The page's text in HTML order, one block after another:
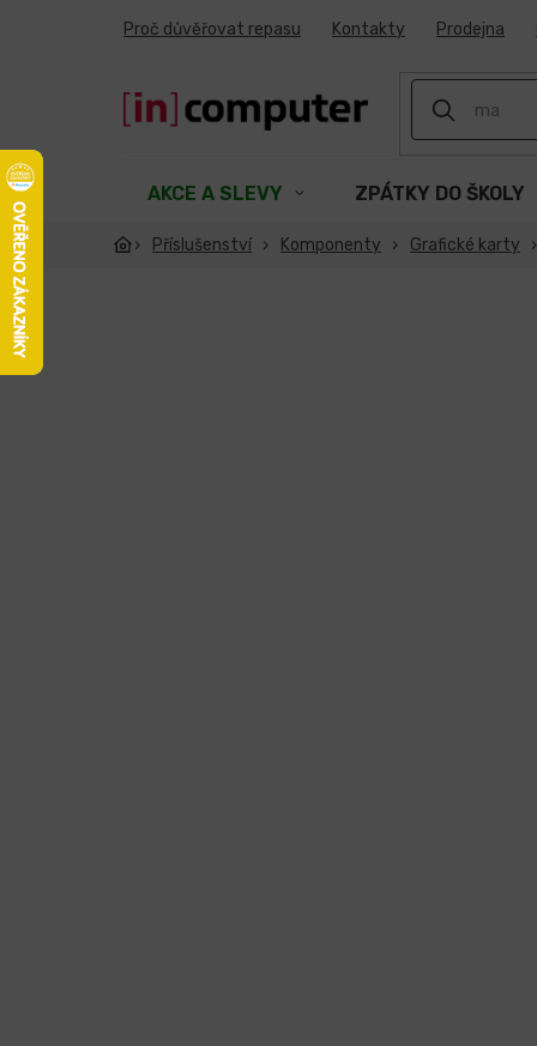
Proč důvěřovat repasu Kontakty Prodejna
AKCE A SLEVY ZPÁTKY DO ŠKOLY
Příslušenství Komponenty Grafické karty